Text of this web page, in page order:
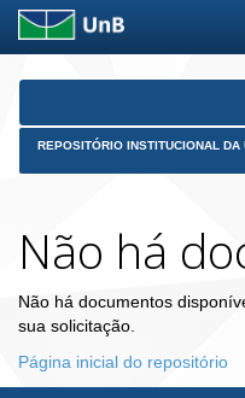
Skip
REPOSITÓRIO INSTITUCIONAL DA
Não há
Não há documentos
sua solicitação.
Página inicial do repositório